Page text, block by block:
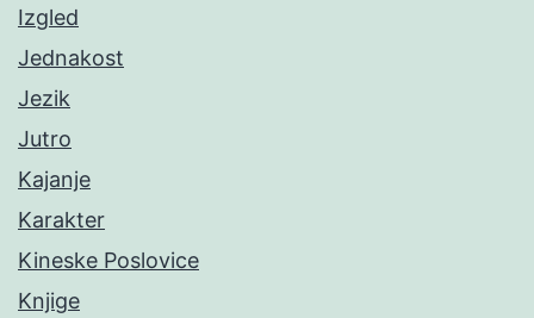
Izgled
Jednakost
Jezik
Jutro
Kajanje
Karakter
Kineske Poslovice
Knjige